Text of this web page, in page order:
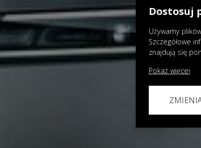
Dostosuj
Używamy
Szczegółowe
znajdują się
Pokaż więcej